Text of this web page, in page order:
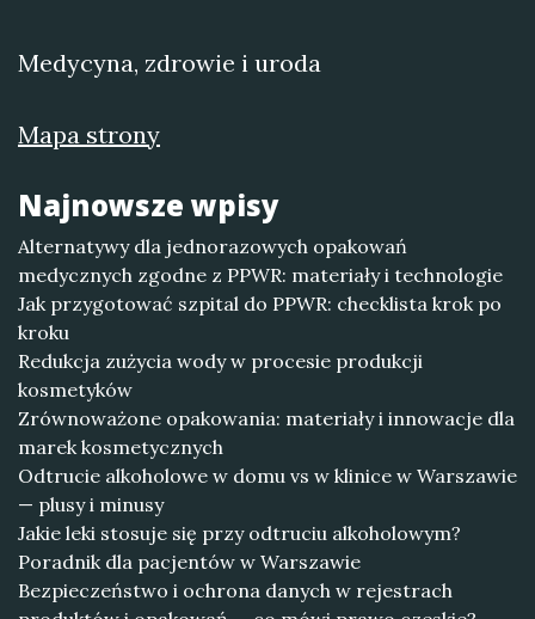
Medycyna, zdrowie i uroda
Mapa strony
Najnowsze wpisy
Alternatywy dla jednorazowych opakowań
medycznych zgodne z PPWR: materiały i technologie
Jak przygotować szpital do PPWR: checklista krok po
kroku
Redukcja zużycia wody w procesie produkcji
kosmetyków
Zrównoważone opakowania: materiały i innowacje dla
marek kosmetycznych
Odtrucie alkoholowe w domu vs w klinice w Warszawie
— plusy i minusy
Jakie leki stosuje się przy odtruciu alkoholowym?
Poradnik dla pacjentów w Warszawie
Bezpieczeństwo i ochrona danych w rejestrach